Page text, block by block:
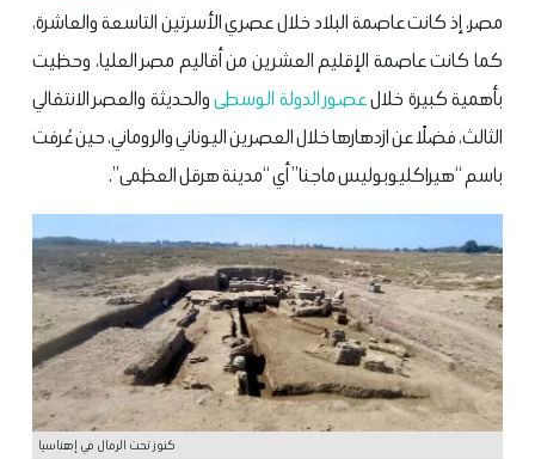
مصر، إذ كانت عاصمة البلاد خلال عصري الأسرتين التاسعة والعاشرة،
كما كانت عاصمة الإقليم العشرين من أقاليم مصر العليا، وحظيت
بأهمية كبيرة خلالعصور الدولة الوسطىوالحديثة والعصر الانتقالي
الثالث، فضلًا عن ازدهارها خلال العصرين اليوناني والروماني، حين عُرفت
باسم “هيراكليوبوليس ماجنا” أي “مدينة هرقل العظمى”.
كنوز تحت الرمال في إهناسيا